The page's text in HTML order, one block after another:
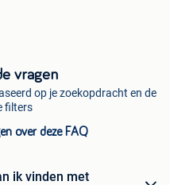
vragen
op je zoekopdracht en de
filters
over deze FAQ
ik vinden met